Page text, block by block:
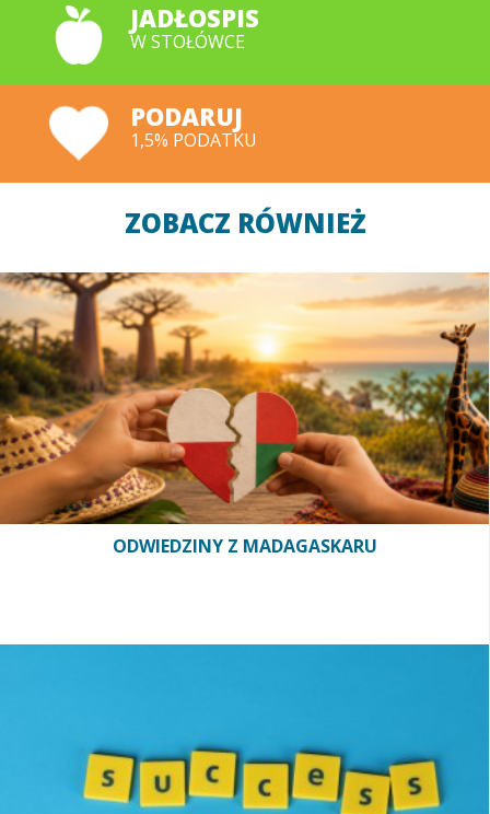
JADŁOSPIS
W STOŁÓWCE
PODARUJ
1,5% PODATKU
ZOBACZ RÓWNIEŻ
ODWIEDZINY Z MADAGASKARU